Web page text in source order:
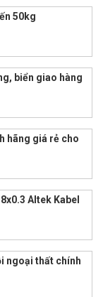
50kg
biển giao hàng
hãng giá rẻ cho
Altek Kabel
ngoại thất chính